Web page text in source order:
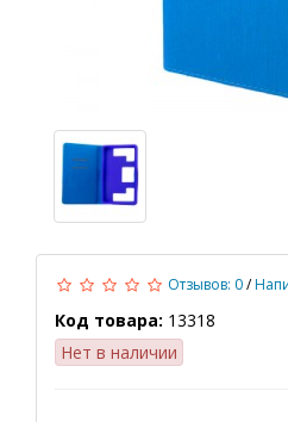
Отзывов: 0/
Код товара: 13318
Нет в наличии